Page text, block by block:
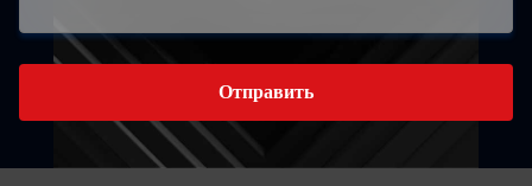
Отправить